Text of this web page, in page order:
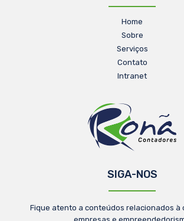
Home
Sobre
Serviços
Contato
Intranet
SIGA-NOS
Fique atento a conteúdos relacionados à